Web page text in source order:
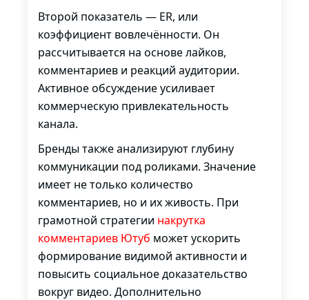
Второй показатель — ER, или
коэффициент вовлечённости. Он
рассчитывается на основе лайков,
комментариев и реакций аудитории.
Активное обсуждение усиливает
коммерческую привлекательность
канала.
Бренды также анализируют глубину
коммуникации под роликами. Значение
имеет не только количество
комментариев, но и их живость. При
грамотной стратегии накрутка
комментариев Ютуб может ускорить
формирование видимой активности и
повысить социальное доказательство
вокруг видео. Дополнительно